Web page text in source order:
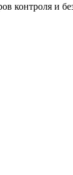
контроля и